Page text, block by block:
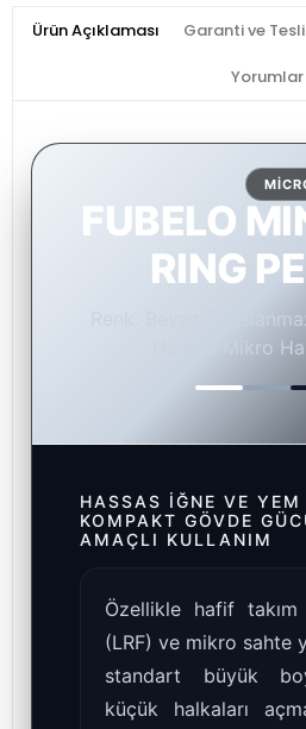
Ürün Açıklaması Garanti ve
Yorumlar
FUBELO
RING
Renk: Beyaz |
Hassas Mikro
HASSAS İĞNE VE
KOMPAKT GÖVDE
AMAÇLI KULLANIM
Özellikle hafif takım
(LRF) ve mikro sahte
standart büyük
küçük halkaları